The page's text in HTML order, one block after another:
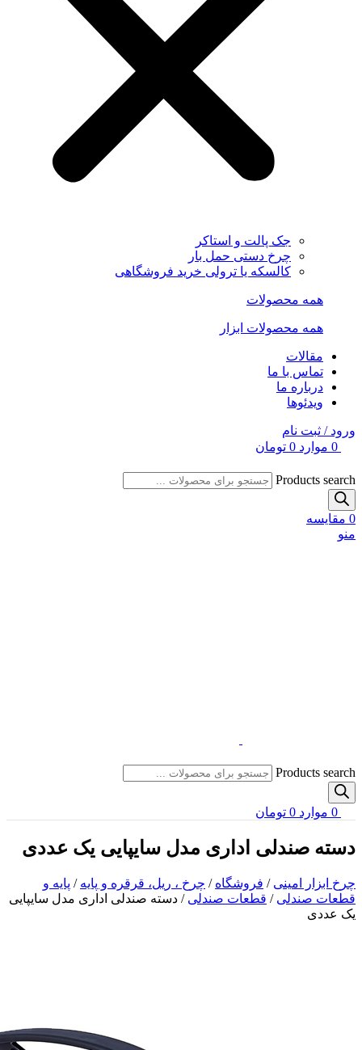
جک پالت و استاکر
چرخ دستی حمل بار
کالسکه یا ترولی خرید فروشگاهی
همه محصولات
همه محصولات ابزار
مقالات
تماس با ما
درباره ما
ویدئوها
ورود / ثبت نام
0 موارد 0 تومان
Products search
0 مقایسه
منو
Products search
0 موارد 0 تومان
دسته صندلی اداری مدل سایپایی یک عددی
چرخ ابزار امینی / فروشگاه / چرخ ، ریل، قرقره و پایه / پایه و
قطعات صندلی / قطعات صندلی / دسته صندلی اداری مدل سایپایی
یک عددی